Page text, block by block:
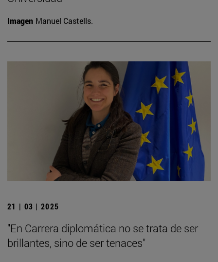
Imagen Manuel Castells.
21 | 03 | 2025
"En Carrera diplomática no se trata de ser
brillantes, sino de ser tenaces"